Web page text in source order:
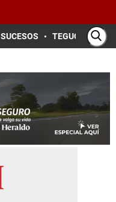
SUCESOS TEGUCIGALPA